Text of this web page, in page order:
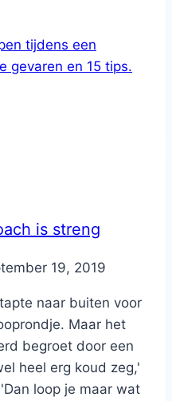
tijdens een
gevaren en 15 tips.
is streng
19, 2019
naar buiten voor
Maar het
begroet door een
heel erg koud zeg,'
loop je maar wat